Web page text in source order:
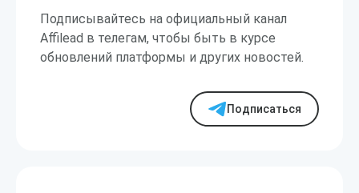
Подписывайтесь на официальный канал
Affilead в телегам, чтобы быть в курсе
обновлений платформы и других новостей.
Подписаться